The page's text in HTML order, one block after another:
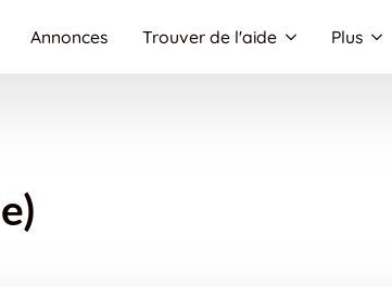
Annonces Trouver de l'aide Plus